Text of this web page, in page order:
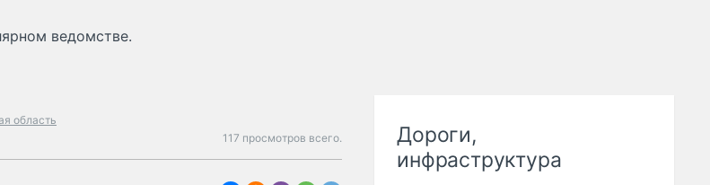
ведомстве.
область
117 просмотров всего.
Дороги,
инфраструктура